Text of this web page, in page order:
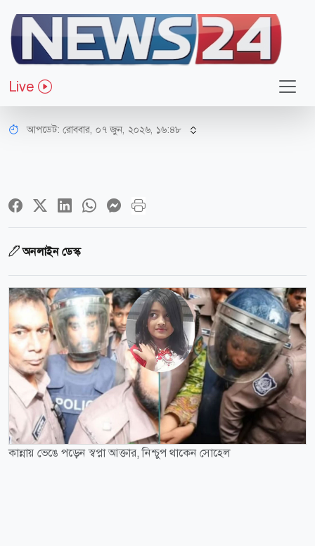
Live
আইন-বিচার
কান্নায় ভেঙে পড়েন স্বপ্না আক্তার, নিশ্চুপ
থাকেন সোহেল
আপডেট: রোববার, ০৭ জুন, ২০২৬, ১৬:৪৮
অনলাইন ডেস্ক
কান্নায় ভেঙে পড়েন স্বপ্না আক্তার, নিশ্চুপ থাকেন সোহেল